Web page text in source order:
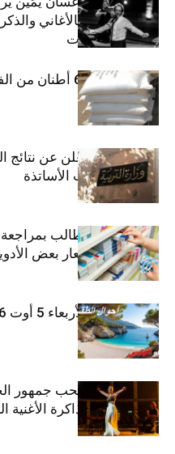
شارل أزنافور بالأغاني
مسرح الحمامات
منوبة: حجز 6،3 أطنان من الفارينة المدعمة
وزارة التربية تعلن عن نتائج
لمناظرة انتداب الأساتذة
اتحاد الشغل يطالب بمراجعة
الأخيرة في أسعار بعض
طقس اليوم الأربعاء 5 أوت 2026
بثينة نابولي تصحب جمهور
“دوليشة” بين ذاكرة الأغنية
وإنتاجها الجديد